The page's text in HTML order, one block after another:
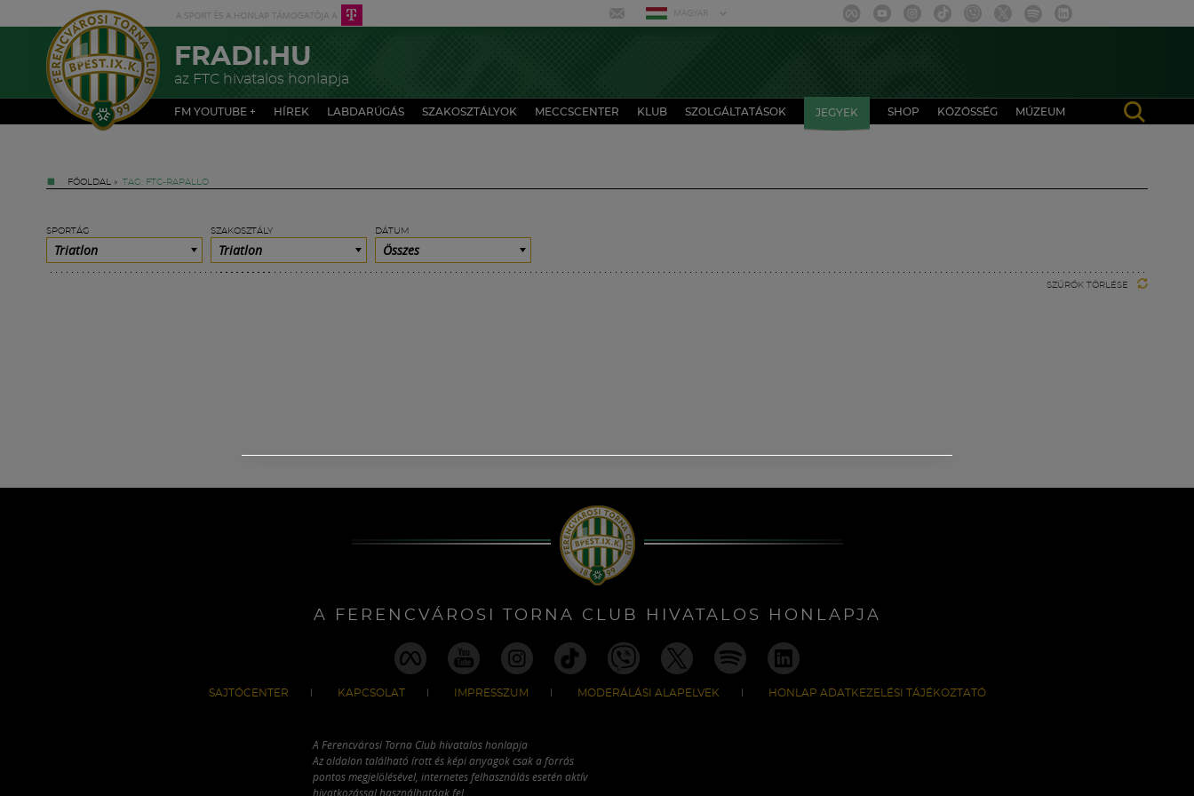
MAGYAR
FRADI.HU
az FTC hivatalos honlapja
FM YOUTUBE + HÍREK LABDARÚGÁS SZAKOSZTÁLYOK MECCSCENTER KLUB SZOLGÁLTATÁSOK JEGYEK SHOP KÖZÖSSÉG MÚZEUM
FŐOLDAL » TAG: FTC-RAPALLO
SPORTÁG
Triatlon
SZAKOSZTÁLY
Triatlon
DÁTUM
Összes
SZŰRŐK TÖRLÉSE
A FERENCVÁROSI TORNA CLUB HIVATALOS HONLAPJA
SAJTÓCENTER KAPCSOLAT IMPRESSZUM MODERÁLÁSI ALAPELVEK HONLAP ADATKEZELÉSI TÁJÉKOZTATÓ
A Ferencvárosi Torna Club hivatalos honlapja
Az oldalon található írott és képi anyagok csak a forrás
pontos megjelölésével, internetes felhasználás esetén aktív
hivatkozással használhatóak fel.